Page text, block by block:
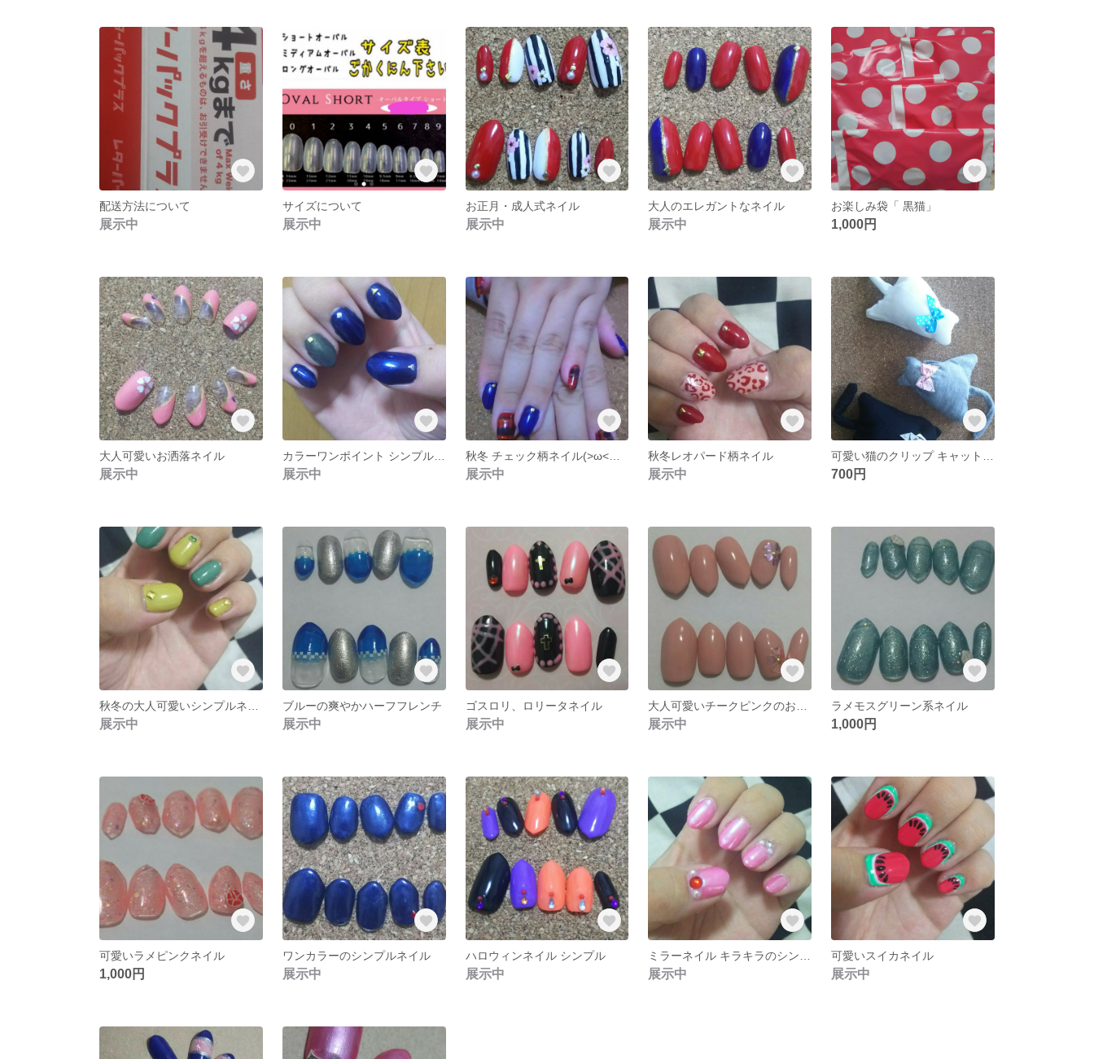
配送方法について
展示中
サイズについて
展示中
お正月・成人式ネイル
展示中
大人のエレガントなネイル
展示中
お楽しみ袋「 黒猫」
1,000円
大人可愛いお洒落ネイル
展示中
カラーワンポイント シンプルネイル
展示中
秋冬 チェック柄ネイル(>ω<〃)～♡
展示中
秋冬レオパード柄ネイル
展示中 700円
展示中
ブルーの爽やかハーフフレンチ
展示中
ゴスロリ、ロリータネイル
展示中 展示中
ラメモスグリーン系ネイル
1,000円
可愛いラメピンクネイル
1,000円
ワンカラーのシンプルネイル
展示中
ハロウィンネイル シンプル
展示中 展示中
可愛いスイカネイル
展示中